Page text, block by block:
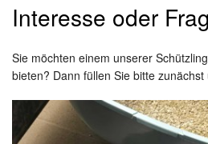
Interesse oder
Sie möchten einem unserer
bieten? Dann füllen Sie bitte zunächst